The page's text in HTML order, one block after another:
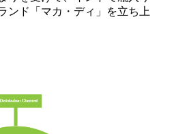
ンド「マカ・ディ」を立ち上